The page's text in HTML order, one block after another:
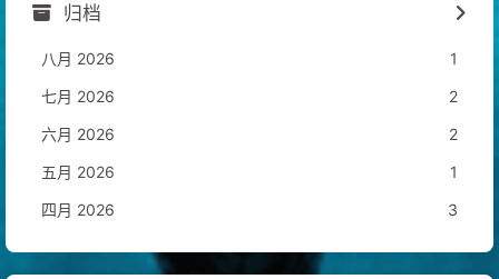
归档
八月 2026
1
七月 2026
2
六月 2026
2
五月 2026
1
四月 2026
3